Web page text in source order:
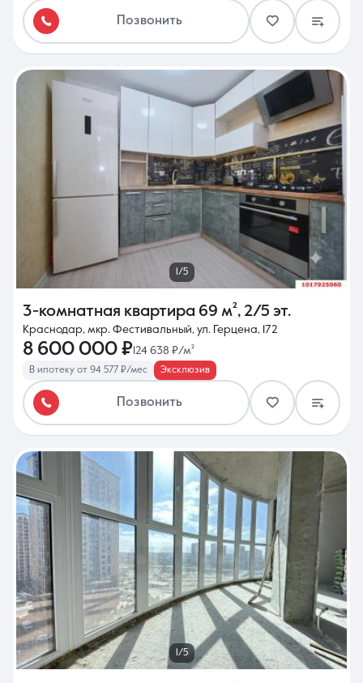
Позвонить
1/5
3-комнатная квартира 69 м², 2/5 эт.
Краснодар, мкр. Фестивальный, ул. Герцена, 172
8 600 000 ₽124 638 ₽/м²
В ипотеку от 94 577 ₽/мес Эксклюзив
Позвонить
1/5